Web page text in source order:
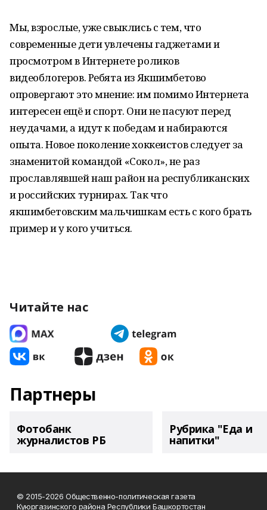
Мы, взрослые, уже свыклись с тем, что
современные дети увлечены гаджетами и
просмотром в Интернете роликов
видеоблогеров. Ребята из Якшимбетово
опровергают это мнение: им помимо Интернета
интересен ещё и спорт. Они не пасуют перед
неудачами, а идут к победам и набираются
опыта. Новое поколение хоккеистов следует за
знаменитой командой «Сокол», не раз
прославлявшей наш район на республиканских
и российских турнирах. Так что
якшимбетовским мальчишкам есть с кого брать
пример и у кого учиться.
Читайте нас
Партнеры
Фотобанк
журналистов РБ
Рубрика "Еда и
напитки"
© 2015-2026 Общественно-политическая газета
Куюргазинского района Республики Башкортостан